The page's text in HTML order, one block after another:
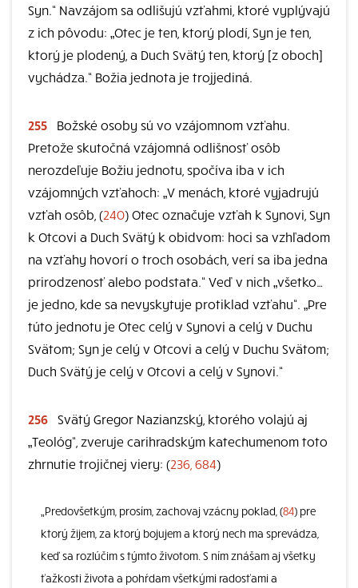
Syn.“ Navzájom sa odlišujú vzťahmi, ktoré vyplývajú
z ich pôvodu: „Otec je ten, ktorý plodí, Syn je ten,
ktorý je plodený, a Duch Svätý ten, ktorý [z oboch]
vychádza.“ Božia jednota je trojjediná.
255
Božské osoby sú vo vzájomnom vzťahu.
Pretože skutočná vzájomná odlišnosť osôb
nerozdeľuje Božiu jednotu, spočíva iba v ich
vzájomných vzťahoch: „V menách, ktoré vyjadrujú
vzťah osôb, (240) Otec označuje vzťah k Synovi, Syn
k Otcovi a Duch Svätý k obidvom: hoci sa vzhľadom
na vzťahy hovorí o troch osobách, verí sa iba jedna
prirodzenosť alebo podstata.“ Veď v nich „všetko…
je jedno, kde sa nevyskytuje protiklad vzťahu“. „Pre
túto jednotu je Otec celý v Synovi a celý v Duchu
Svätom; Syn je celý v Otcovi a celý v Duchu Svätom;
Duch Svätý je celý v Otcovi a celý v Synovi.“
256 Svätý Gregor Nazianzský, ktorého volajú aj
„Teológ“, zveruje carihradským katechumenom toto
zhrnutie trojičnej viery: (236, 684)
„Predovšetkým, prosím, zachovaj vzácny poklad, (84) pre
ktorý žijem, za ktorý bojujem a ktorý nech ma sprevádza,
keď sa rozlúčim s týmto životom. S ním znášam aj všetky
ťažkosti života a pohŕdam všetkými radosťami a